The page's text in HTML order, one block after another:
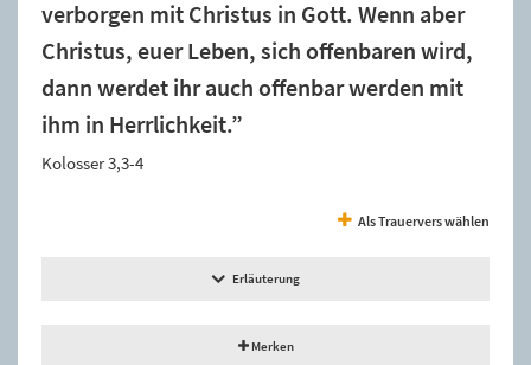
verborgen mit Christus in Gott. Wenn aber
Christus, euer Leben, sich offenbaren wird,
dann werdet ihr auch offenbar werden mit
ihm in Herrlichkeit.”
Kolosser 3,3-4
Als Trauervers wählen
Erläuterung
Merken